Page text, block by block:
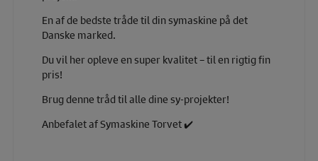
En af de bedste tråde til din symaskine på det
Danske marked.
Du vil her opleve en super kvalitet – til en rigtig fin
pris!
Brug denne tråd til alle dine sy-projekter!
Anbefalet af Symaskine Torvet ✔️